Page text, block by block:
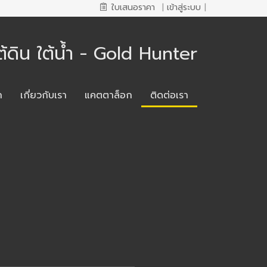
ใบเสนอราคา | เข้าสู่ระบบ |
ดิน ใต้น้ำ - Gold Hunter
เกี่ยวกับเรา แคตตาล็อก ติดต่อเรา